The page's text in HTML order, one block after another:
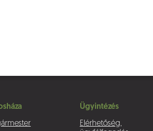
Ügyintézés
Elérhetőség,